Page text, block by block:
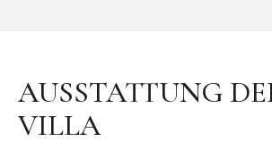
AUSSTATTUNG
VILLA